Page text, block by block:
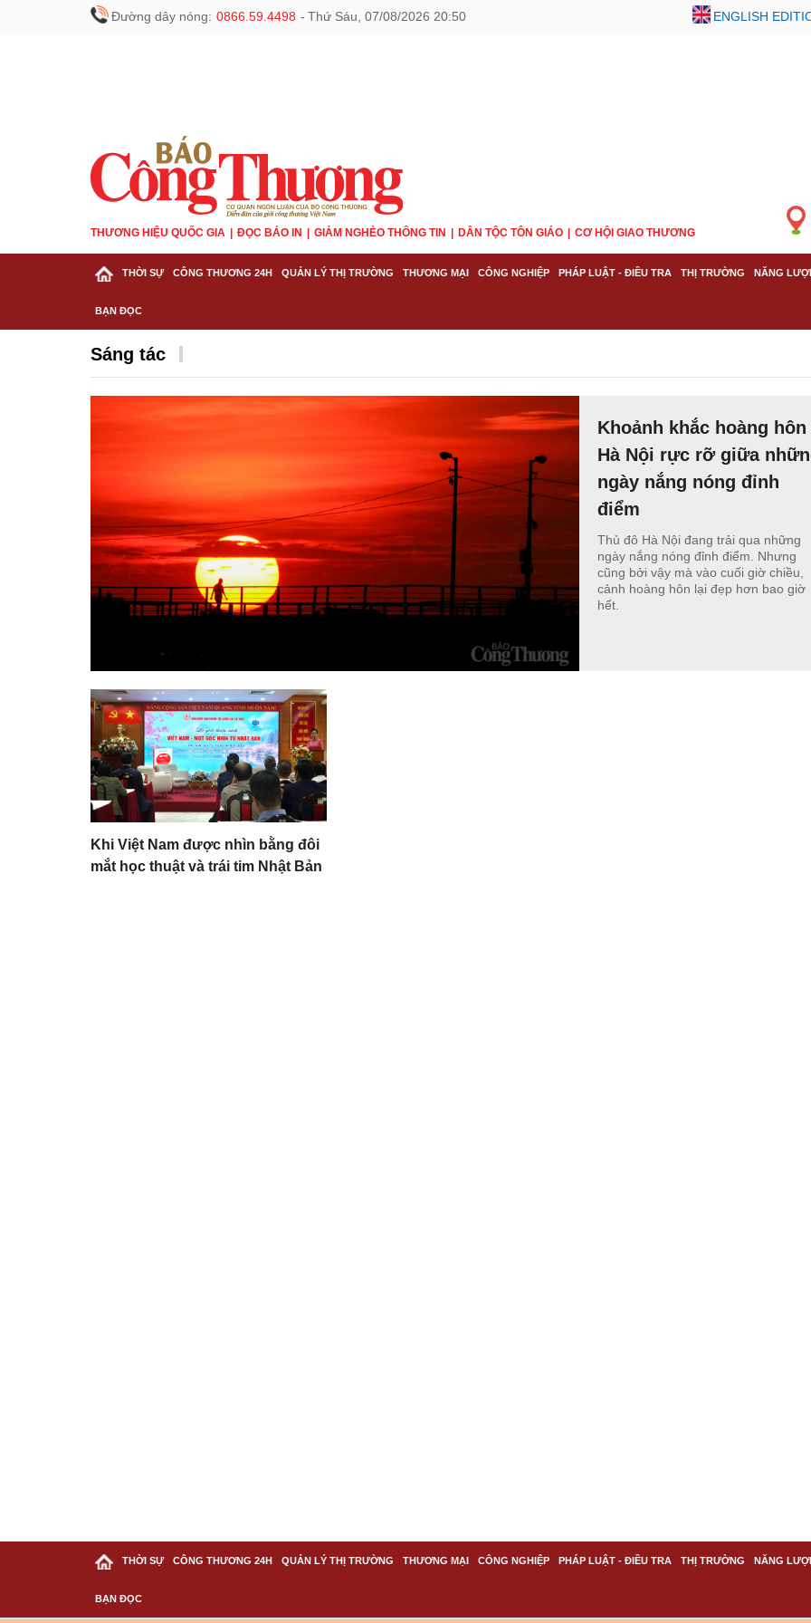
Đường dây nóng: 0866.59.4498 - Thứ Sáu, 07/08/2026 20:50 ENGLISH
THƯƠNG HIỆU QUỐC GIA ĐỌC BÁO IN GIẢM NGHÈO THÔNG TIN DÂN TỘC TÔN GIÁO CƠ HỘI GIAO THƯƠNG
THỜI SỰ CÔNG THƯƠNG 24H QUẢN LÝ THỊ TRƯỜNG THƯƠNG MẠI CÔNG NGHIỆP PHÁP LUẬT - ĐIỀU TRA THỊ TRƯỜNG NĂNG
BẠN ĐỌC
Sáng tác
Khoảnh khắc hoàng hôn
Hà Nội rực rỡ giữa
ngày nắng nóng đỉnh
điểm
Thủ đô Hà Nội đang trải qua những
ngày nắng nóng đỉnh điểm. Nhưng
cũng bởi vậy mà vào cuối giờ chiều,
cảnh hoàng hôn lại đẹp hơn bao giờ
hết.
Khi Việt Nam được nhìn bằng đôi
mắt học thuật và trái tim Nhật Bản
THỜI SỰ CÔNG THƯƠNG 24H QUẢN LÝ THỊ TRƯỜNG THƯƠNG MẠI CÔNG NGHIỆP PHÁP LUẬT - ĐIỀU TRA THỊ TRƯỜNG NĂNG
BẠN ĐỌC